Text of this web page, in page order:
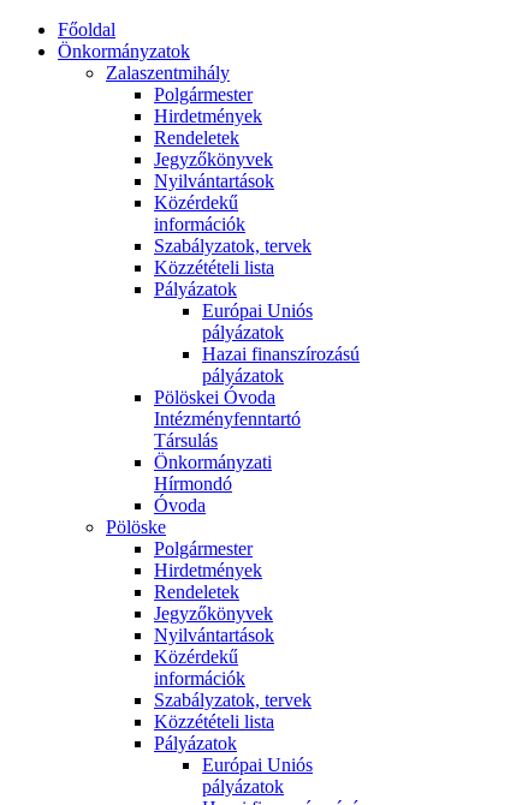
Főoldal
Önkormányzatok
Zalaszentmihály
Polgármester
Hirdetmények
Rendeletek
Jegyzőkönyvek
Nyilvántartások
Közérdekű
információk
Szabályzatok, tervek
Közzétételi lista
Pályázatok
Európai Uniós
pályázatok
Hazai finanszírozású
pályázatok
Pölöskei Óvoda
Intézményfenntartó
Társulás
Önkormányzati
Hírmondó
Óvoda
Pölöske
Polgármester
Hirdetmények
Rendeletek
Jegyzőkönyvek
Nyilvántartások
Közérdekű
információk
Szabályzatok, tervek
Közzétételi lista
Pályázatok
Európai Uniós
pályázatok